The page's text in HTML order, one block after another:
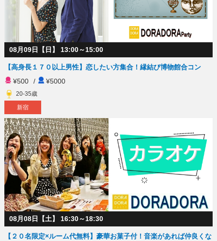
08月09日【日】 13:00～15:00
【高身長１７０以上男性】恋したい方集合！縁結び博物館合コン
¥500
/ ¥5000
20-35歳
新宿
08月08日【土】 16:30～18:30
【２０名限定×ルーム代無料】豪華お菓子付！音楽があれば仲良くな